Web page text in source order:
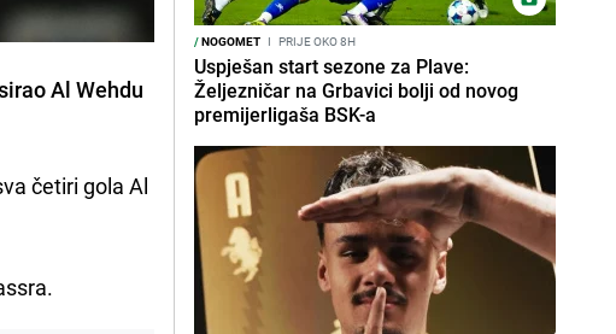
Al Wehdu
četiri gola Al
/NOGOMET I PRIJE OKO 8H
Uspješan start sezone za Plave:
Željezničar na Grbavici bolji od novog
premijerligaša BSK-a